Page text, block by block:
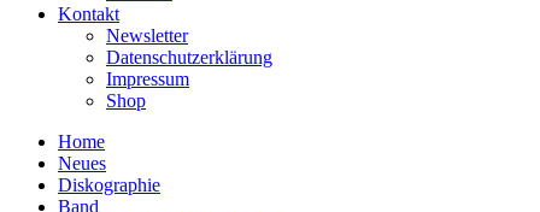
Kontakt
Newsletter
Datenschutzerklärung
Impressum
Shop
Home
Neues
Diskographie
Band